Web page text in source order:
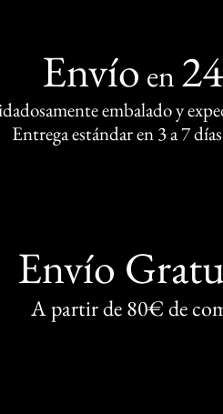
Envío en
embalado y
Entrega estándar en 3 a 7
Envío
A partir de 80€ de